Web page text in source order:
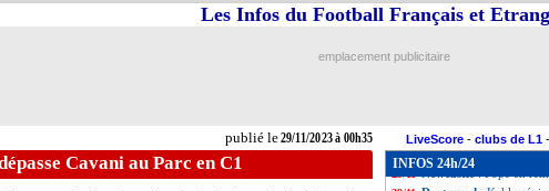
publié le29/11/2023 à 00h35
Les Infos du Football Français et
emplacement publicitaire
LiveScore - clubs de L1 -
Cavani au Parc en C1 INFOS 24h/24
29/11 OM: Gigot, un modèle
29/11 LdC (U19): Lens bat
29/11 Real: Cannavaro
29/11 Lens: Samba explique
29/11 Barça: Cancelo rassure
: Pope en